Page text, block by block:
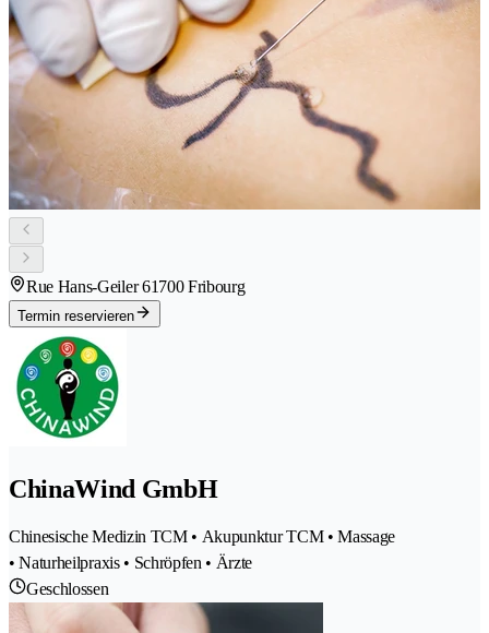
Rue Hans-Geiler 61700 Fribourg
Termin reservieren
ChinaWind GmbH
Chinesische Medizin TCM • Akupunktur TCM • Massage
• Naturheilpraxis • Schröpfen • Ärzte
Geschlossen